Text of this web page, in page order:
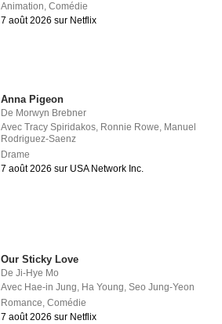
Animation,Comédie
7 août 2026 sur Netflix
Anna Pigeon
De Morwyn Brebner
AvecTracy Spiridakos, Ronnie Rowe, Manuel
Rodriguez-Saenz
Drame
7 août 2026 sur USA Network Inc.
Our Sticky Love
DeJi-Hye Mo
Avec Hae-in Jung Ha Young ,Seo Jung-Yeon
Romance ,Comédie
7 août 2026 sur Netflix